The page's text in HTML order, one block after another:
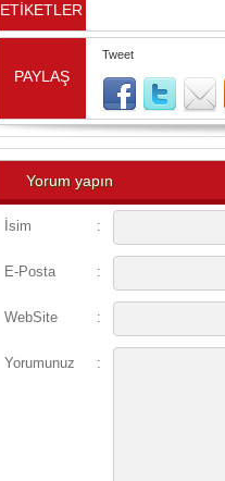
ETİKETLER
PAYLAŞ
Tweet
Yorum yapın
İsim :
E-Posta :
WebSite :
Yorumunuz :